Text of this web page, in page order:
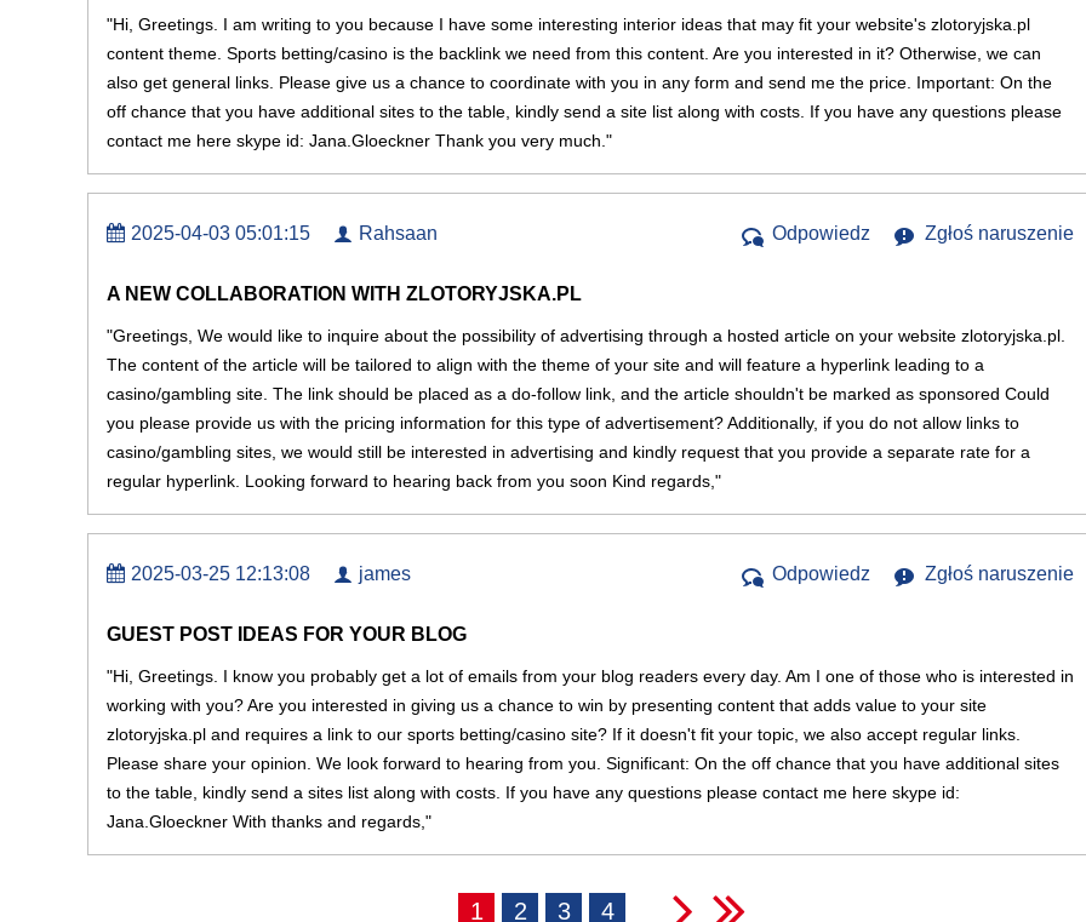
"Hi, Greetings. I am writing to you because I have some interesting interior ideas that may fit your website's zlotoryjska.pl
content theme. Sports betting/casino is the backlink we need from this content. Are you interested in it? Otherwise, we can
also get general links. Please give us a chance to coordinate with you in any form and send me the price. Important: On the
off chance that you have additional sites to the table, kindly send a site list along with costs. If you have any questions please
contact me here skype id: Jana.Gloeckner Thank you very much."
2025-04-03 05:01:15 Rahsaan Odpowiedz Zgłoś naruszenie
A NEW COLLABORATION WITH ZLOTORYJSKA.PL
"Greetings, We would like to inquire about the possibility of advertising through a hosted article on your website zlotoryjska.pl.
The content of the article will be tailored to align with the theme of your site and will feature a hyperlink leading to a
casino/gambling site. The link should be placed as a do-follow link, and the article shouldn't be marked as sponsored Could
you please provide us with the pricing information for this type of advertisement? Additionally, if you do not allow links to
casino/gambling sites, we would still be interested in advertising and kindly request that you provide a separate rate for a
regular hyperlink. Looking forward to hearing back from you soon Kind regards,"
2025-03-25 12:13:08 james Odpowiedz Zgłoś naruszenie
GUEST POST IDEAS FOR YOUR BLOG
"Hi, Greetings. I know you probably get a lot of emails from your blog readers every day. Am I one of those who is interested in
working with you? Are you interested in giving us a chance to win by presenting content that adds value to your site
zlotoryjska.pl and requires a link to our sports betting/casino site? If it doesn't fit your topic, we also accept regular links.
Please share your opinion. We look forward to hearing from you. Significant: On the off chance that you have additional sites
to the table, kindly send a sites list along with costs. If you have any questions please contact me here skype id:
Jana.Gloeckner With thanks and regards,"
1 2 3 4